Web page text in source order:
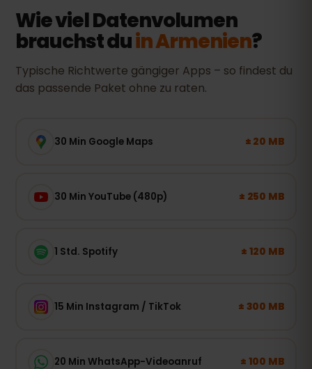
Wie viel Datenvolumen
brauchst duin Armenien?
Typische Richtwerte gängiger Apps – so findest du
das passende Paket ohne zu raten.
30 Min Google Maps ± 20 MB
30 Min YouTube (480p) ± 250 MB
1 Std. Spotify ± 120 MB
15 Min Instagram / TikTok ± 300 MB
20 Min WhatsApp-Videoanruf ± 100 MB